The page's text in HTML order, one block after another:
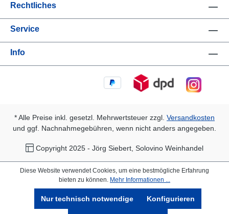
Rechtliches
Service
Info
* Alle Preise inkl. gesetzl. Mehrwertsteuer zzgl. Versandkosten
und ggf. Nachnahmegebühren, wenn nicht anders angegeben.
Copyright 2025 - Jörg Siebert, Solovino Weinhandel
Diese Website verwendet Cookies, um eine bestmögliche Erfahrung
bieten zu können. Mehr Informationen ...
Nur technisch notwendige Konfigurieren